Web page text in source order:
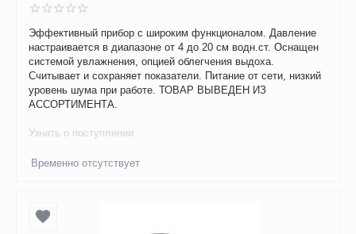
Эффективный прибор с широким функционалом. Давление
настраивается в диапазоне от 4 до 20 см водн.ст. Оснащен
системой увлажнения, опцией облегчения выдоха.
Считывает и сохраняет показатели. Питание от сети, низкий
уровень шума при работе. ТОВАР ВЫВЕДЕН ИЗ
АССОРТИМЕНТА.
Узнать о поступлении
Временно отсутствует